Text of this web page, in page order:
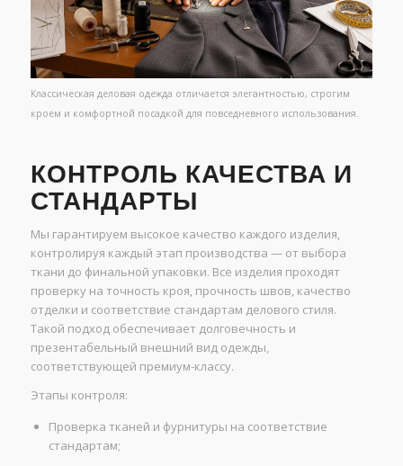
Классическая деловая одежда отличается элегантностью, строгим
кроем и комфортной посадкой для повседневного использования.
КОНТРОЛЬ КАЧЕСТВА И
СТАНДАРТЫ
Мы гарантируем высокое качество каждого изделия,
контролируя каждый этап производства — от выбора
ткани до финальной упаковки. Все изделия проходят
проверку на точность кроя, прочность швов, качество
отделки и соответствие стандартам делового стиля.
Такой подход обеспечивает долговечность и
презентабельный внешний вид одежды,
соответствующей премиум-классу.
Этапы контроля:
Проверка тканей и фурнитуры на соответствие
стандартам;